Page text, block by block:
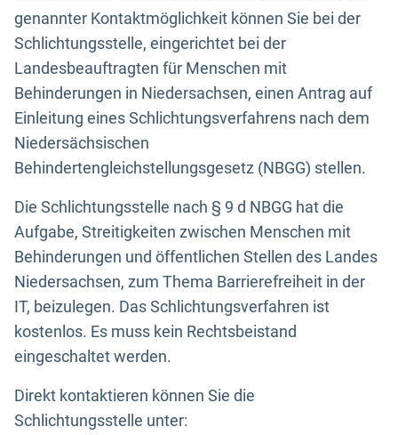
genannter Kontaktmöglichkeit können Sie bei der
Schlichtungsstelle, eingerichtet bei der
Landesbeauftragten für Menschen mit
Behinderungen in Niedersachsen, einen Antrag auf
Einleitung eines Schlichtungsverfahrens nach dem
Niedersächsischen
Behindertengleichstellungsgesetz (NBGG) stellen.
Die Schlichtungsstelle nach § 9 d NBGG hat die
Aufgabe, Streitigkeiten zwischen Menschen mit
Behinderungen und öffentlichen Stellen des Landes
Niedersachsen, zum Thema Barrierefreiheit in der
IT, beizulegen. Das Schlichtungsverfahren ist
kostenlos. Es muss kein Rechtsbeistand
eingeschaltet werden.
Direkt kontaktieren können Sie die
Schlichtungsstelle unter: